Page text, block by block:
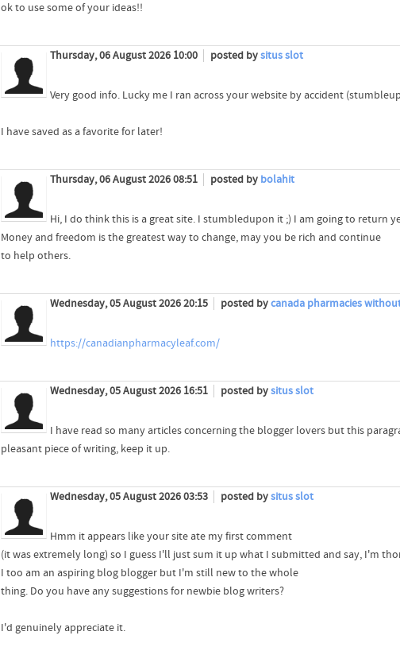
ok to use some of your ideas!!
Thursday, 06 August 2026 10:00 posted bysitus slot
Very good info. Lucky me I ran across your website by accident
I have saved as a favorite for later!
Thursday, 06 August 2026 08:51 posted by bolahit
Hi, I do think this is a great site. I stumbledupon it ;) I am going to return
Money and freedom is the greatest way to change, may you be rich and continue
to help others.
Wednesday, 05 August 2026 20:15 posted bycanada pharmacies
https://canadianpharmacyleaf.com/
Wednesday, 05 August 2026 16:51 posted bysitus slot
I have read so many articles concerning the blogger lovers but this
pleasant piece of writing, keep it up.
Wednesday, 05 August 2026 03:53 posted bysitus slot
Hmm it appears like your site ate my first comment
(it was extremely long) so I guess I'll just sum it up what I submitted and say, I'm
I too am an aspiring blog blogger but I'm still new to the whole
thing. Do you have any suggestions for newbie blog writers?
I'd genuinely appreciate it.